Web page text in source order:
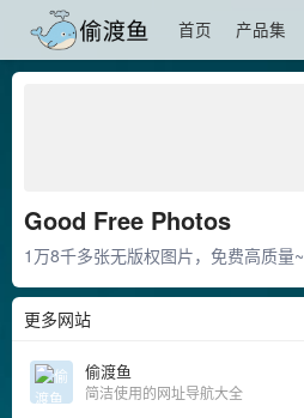
首页 产品集
Good Free Photos
1万8千多张无版权图片，免费高质量~
更多网站
偷渡鱼
简洁使用的网址导航大全